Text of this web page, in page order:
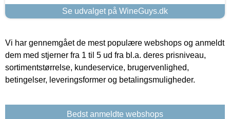
Se udvalget på WineGuys.dk
Vi har gennemgået de mest populære webshops og anmeldt
dem med stjerner fra 1 til 5 ud fra bl.a. deres prisniveau,
sortimentstørrelse, kundeservice, brugervenlighed,
betingelser, leveringsformer og betalingsmuligheder.
Bedst anmeldte webshops